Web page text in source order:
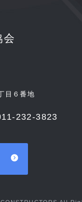
会
目６番地
232-3823